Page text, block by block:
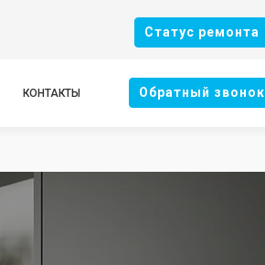
Cтатус ремонта
КОНТАКТЫ Oбратный звонок